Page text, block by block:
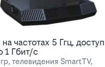
частотах 5 Ггц,
1 Гбит/с
телевидения SmartTV,